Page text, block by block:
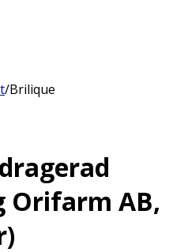
/Brilique
Orifarm AB,